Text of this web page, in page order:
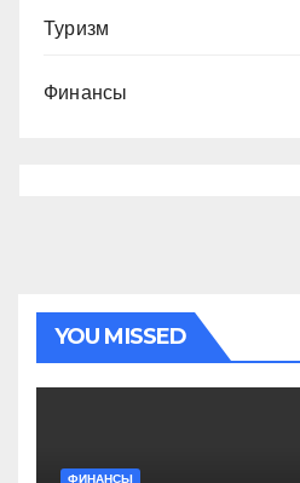
Туризм
Финансы
YOU MISSED
ФИНАНСЫ